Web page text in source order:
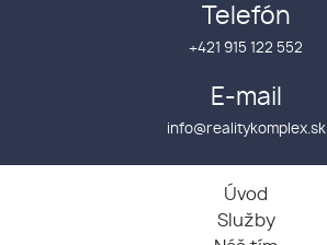
Telefón
+421 915 122 552
E-mail
info@realitykomplex.sk
Úvod
Služby